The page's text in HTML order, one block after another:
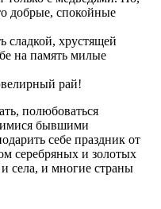
добрые, спокойные
сладкой, хрустящей
на память милые
рай!
полюбоваться
бывшими
себе праздник от
серебряных и золотых
села, и многие страны